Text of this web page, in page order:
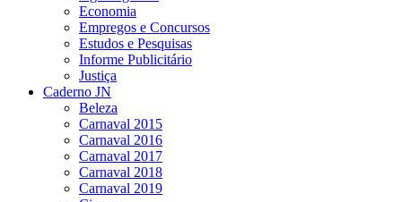
Economia
Empregos e Concursos
Estudos e Pesquisas
Informe Publicitário
Justiça
Caderno JN
Beleza
Carnaval 2015
Carnaval 2016
Carnaval 2017
Carnaval 2018
Carnaval 2019